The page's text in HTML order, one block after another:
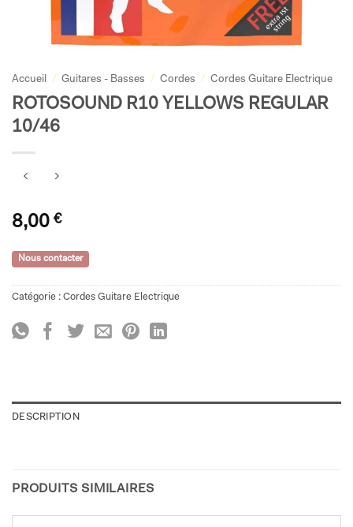
Accueil / Guitares - Basses / Cordes / Cordes Guitare Electrique
ROTOSOUND R10 YELLOWS REGULAR
10/46
8,00 €
Nous contacter
Catégorie : Cordes Guitare Electrique
DESCRIPTION
PRODUITS SIMILAIRES